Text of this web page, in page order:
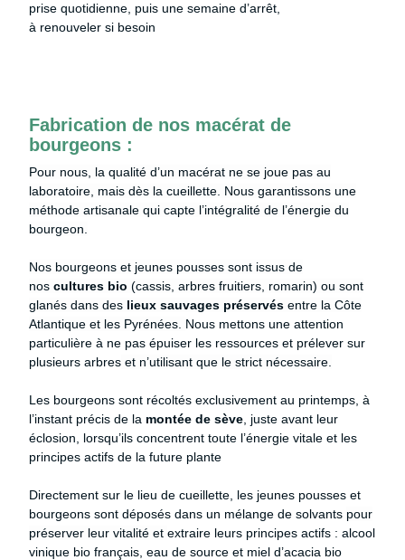
prise quotidienne, puis une semaine d’arrêt,
à renouveler si besoin
Fabrication de nos macérat de
bourgeons :
Pour nous, la qualité d’un macérat ne se joue pas au
laboratoire, mais dès la cueillette. Nous garantissons une
méthode artisanale qui capte l’intégralité de l’énergie du
bourgeon.
Nos bourgeons et jeunes pousses sont issus de
nos cultures bio (cassis, arbres fruitiers, romarin) ou sont
glanés dans des lieux sauvages préservésentre la Côte
Atlantique et les Pyrénées. Nous mettons une attention
particulière à ne pas épuiser les ressources et prélever sur
plusieurs arbreset n’utilisant que le strict nécessaire.
Les bourgeons sont récoltés exclusivement au printemps, à
l’instant précis de la montée de sève, juste avant leur
éclosion, lorsqu’ils concentrent toute l’énergie vitale et les
principes actifs de la future plante
Directement sur le lieu de cueillette, les jeunes pousses et
bourgeons sont déposés dans un mélange de solvants pour
préserver leur vitalité et extraire leurs principes actifs : alcool
vinique bio français, eau de source et miel d’acacia bio